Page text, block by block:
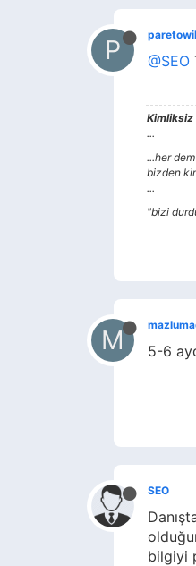
P @SEO
Kimliksiz
...
...her
bizden
...
"bizi
M 5-6
SEO
bilgiyi